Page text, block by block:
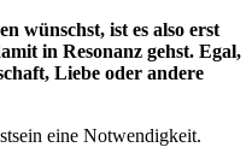
wünschst, ist es also erst
in Resonanz gehst. Egal,
Liebe oder andere
eine Notwendigkeit.